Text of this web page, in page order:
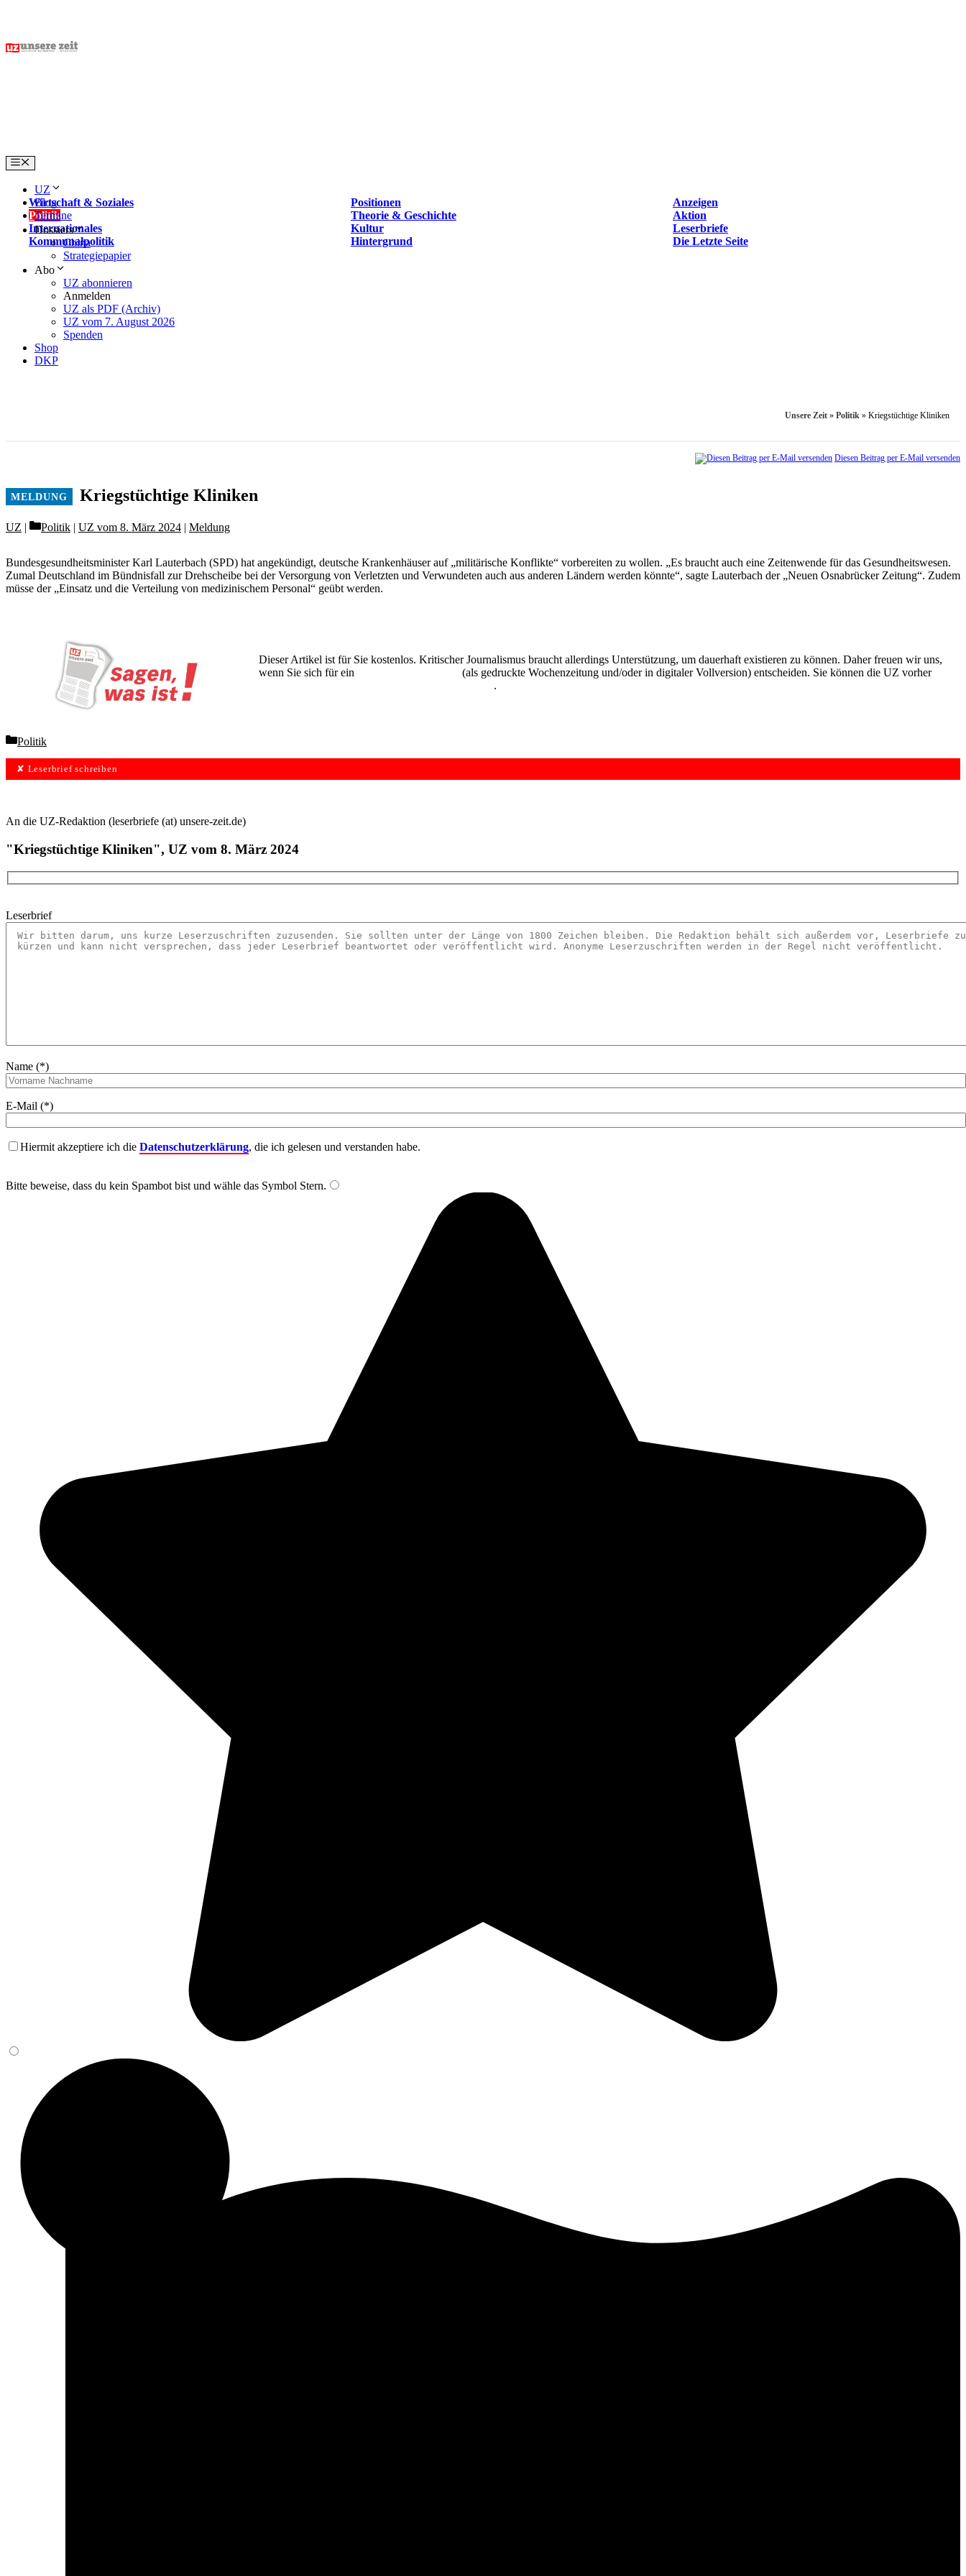
content
Menu
UZ
Wirtschaft & Soziales
Positionen
Anzeigen
Politik
Theorie & Geschichte
Aktion
Internationales
Kultur
Leserbriefe
Kommunalpolitik
Hintergrund Die Letzte Seite
Blog
Termine
Dossiers
China
Strategiepapier
Abo
UZ abonnieren
Anmelden
UZ als PDF (Archiv)
UZ vom 7. August 2026
Spenden
Shop
DKP
Unsere Zeit » Politik » Kriegstüchtige Kliniken
Diesen Beitrag per E-Mail versenden
Kriegstüchtige Kliniken
UZ Categories
Politik | UZ vom 8. März 2024 | Meldung
Bundesgesundheitsminister Karl Lauterbach (SPD) hat angekündigt, deutsche Krankenhäuser auf „militärische Konflikte“ vorbereiten zu wollen. „Es braucht auch eine Zeitenwende für das Gesundheitswesen.
Zumal Deutschland im Bündnisfall zur Drehscheibe bei der Versorgung von Verletzten und Verwundeten auch aus anderen Ländern werden könnte“, sagte Lauterbach der „Neuen Osnabrücker Zeitung“. Zudem
müsse der „Einsatz und die Verteilung von medizinischem Personal“ geübt werden.
Dieser Artikel ist für Sie kostenlos. Kritischer Journalismus braucht allerdings Unterstützung, um dauerhaft existieren zu können. Daher freuen wir uns,
wenn Sie sich für ein
(als gedruckte Wochenzeitung und/oder in digitaler Vollversion) entscheiden. Sie können die UZ vorher
.
Categories
Politik
✘ Leserbrief schreiben
An die UZ-Redaktion (leserbriefe (at) unsere-zeit.de)
"Kriegstüchtige Kliniken", UZ vom 8. März 2024
Leserbrief
Name (*)
E-Mail (*)
Hiermit akzeptiere ich die Datenschutzerklärung, die ich gelesen und verstanden habe.
Bitte beweise, dass du kein Spambot bist und wähle das Symbol Stern.